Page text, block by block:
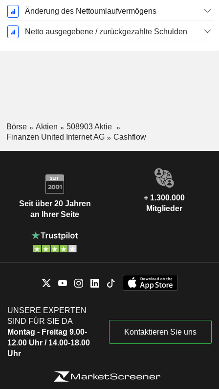
Änderung des Nettoumlaufvermögens
Netto ausgegebene / zurückgezahlte Schulden
Börse Aktien
508903 Aktie
Finanzen United Internet AG
Cashflow
Seit über 20 Jahren
an Ihrer Seite
+ 1.300.000
Mitglieder
UNSERE EXPERTEN
SIND FÜR SIE DA
Montag - Freitag 9.00-
12.00 Uhr / 14.00-18.00
Uhr
Kontaktieren Sie uns